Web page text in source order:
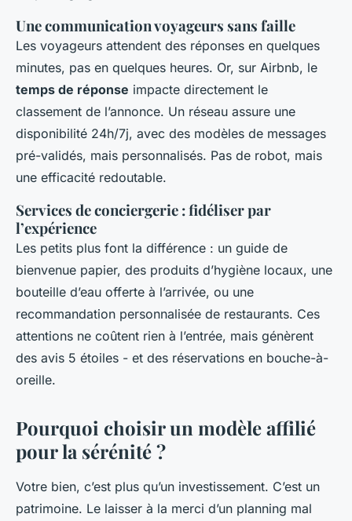
Une communication voyageurs sans faille
Les voyageurs attendent des réponses en quelques
minutes, pas en quelques heures. Or, sur Airbnb, le
temps de réponse impacte directement le
classement de l’annonce. Un réseau assure une
disponibilité 24h/7j, avec des modèles de messages
pré-validés, mais personnalisés. Pas de robot, mais
une efficacité redoutable.
Services de conciergerie : fidéliser par
l’expérience
Les petits plus font la différence : un guide de
bienvenue papier, des produits d’hygiène locaux, une
bouteille d’eau offerte à l’arrivée, ou une
recommandation personnalisée de restaurants. Ces
attentions ne coûtent rien à l’entrée, mais génèrent
des avis 5 étoiles - et des réservations en bouche-à-
oreille.
Pourquoi choisir un modèle affilié
pour la sérénité ?
Votre bien, c’est plus qu’un investissement. C’est un
patrimoine. Le laisser à la merci d’un planning mal